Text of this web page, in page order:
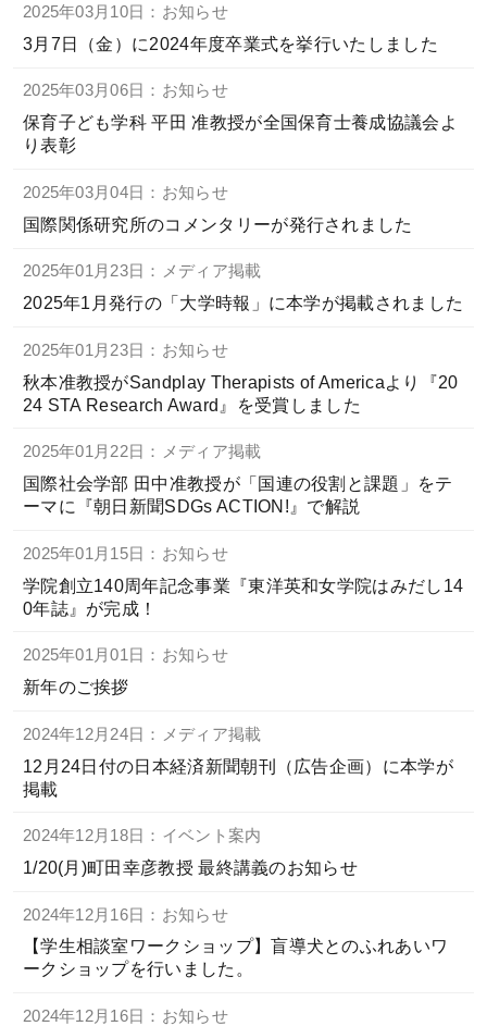
2025年03月10日：お知らせ
3月7日（金）に2024年度卒業式を挙行いたしました
2025年03月06日：お知らせ
保育子ども学科 平田 准教授が全国保育士養成協議会よ
り表彰
2025年03月04日：お知らせ
国際関係研究所のコメンタリーが発行されました
2025年01月23日：メディア掲載
2025年1月発行の「大学時報」に本学が掲載されました
2025年01月23日：お知らせ
秋本准教授がSandplay Therapists of Americaより『20
24 STA Research Award』を受賞しました
2025年01月22日：メディア掲載
国際社会学部 田中准教授が「国連の役割と課題」をテ
ーマに『朝日新聞SDGs ACTION!』で解説
2025年01月15日：お知らせ
学院創立140周年記念事業『東洋英和女学院はみだし14
0年誌』が完成！
2025年01月01日：お知らせ
新年のご挨拶
2024年12月24日：メディア掲載
12月24日付の日本経済新聞朝刊（広告企画）に本学が
掲載
2024年12月18日：イベント案内
1/20(月)町田幸彦教授 最終講義のお知らせ
2024年12月16日：お知らせ
【学生相談室ワークショップ】盲導犬とのふれあいワ
ークショップを行いました。
2024年12月16日：お知らせ